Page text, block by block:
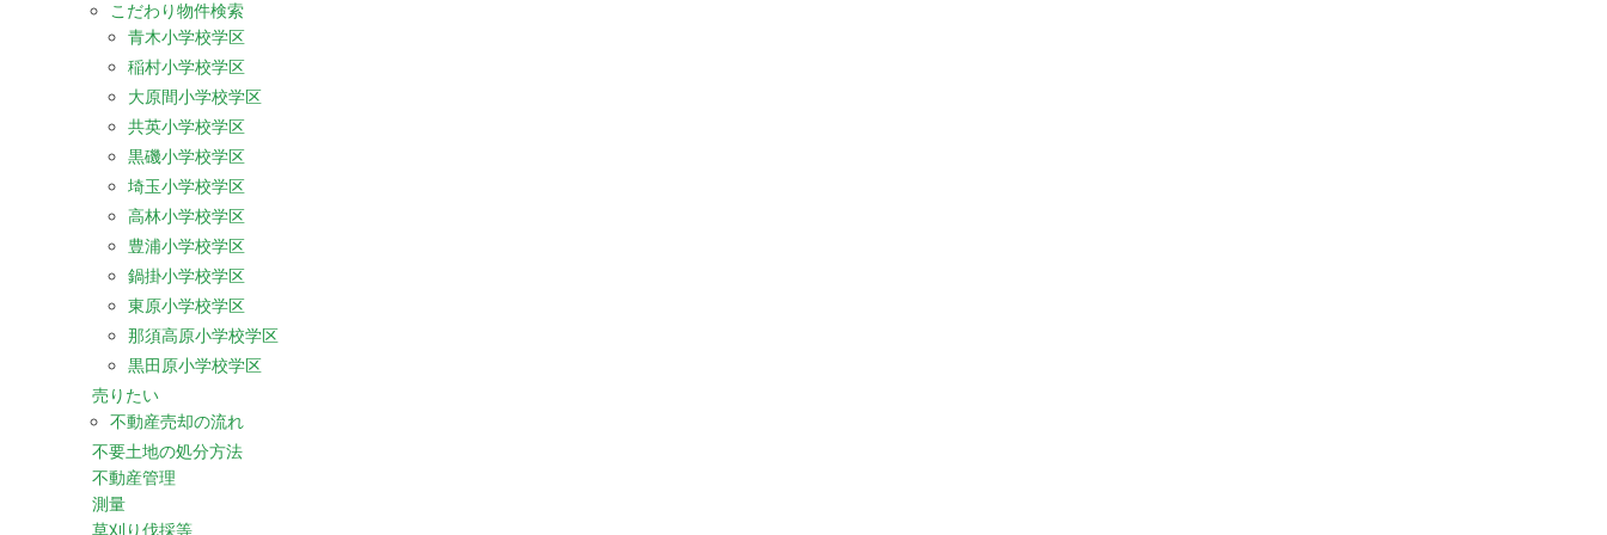
こだわり物件検索
青木小学校学区
稲村小学校学区
大原間小学校学区
共英小学校学区
黒磯小学校学区
埼玉小学校学区
高林小学校学区
豊浦小学校学区
鍋掛小学校学区
東原小学校学区
那須高原小学校学区
黒田原小学校学区
売りたい
不動産売却の流れ
不要土地の処分方法
不動産管理
測量
草刈り伐採等